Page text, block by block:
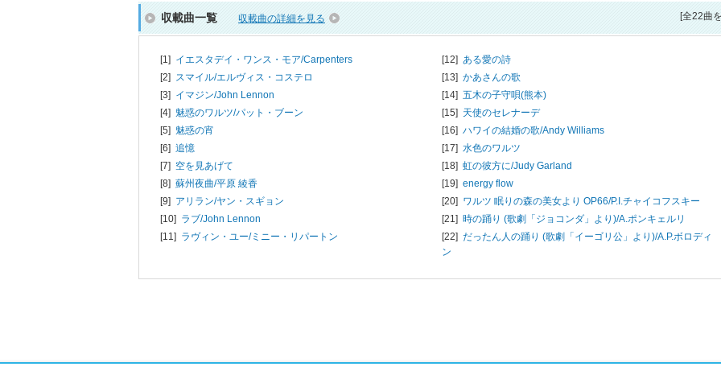
収載曲一覧 収載曲の詳細を見る [全22曲
[1] イエスタデイ・ワンス・モア/Carpenters
[2] スマイル/エルヴィス・コステロ
[3] イマジン/John Lennon
[4] 魅惑のワルツ/パット・ブーン
[5] 魅惑の宵
[6] 追憶
[7] 空を見あげて
[8] 蘇州夜曲/平原 綾香
[9] アリラン/ヤン・スギョン
[10] ラブ/John Lennon
[11] ラヴィン・ユー/ミニー・リパートン
[12] ある愛の詩
[13] かあさんの歌
[14] 五木の子守唄(熊本)
[15] 天使のセレナーデ
[16] ハワイの結婚の歌/Andy Williams
[17] 水色のワルツ
[18] 虹の彼方に/Judy Garland
[19] energy flow
[20] ワルツ 眠りの森の美女より OP66/P.I.チャイコフスキー
[21] 時の踊り (歌劇「ジョコンダ」より)/A.ポンキェルリ
[22] だったん人の踊り (歌劇「イーゴリ公」より)/A.P.ボロディ
ン